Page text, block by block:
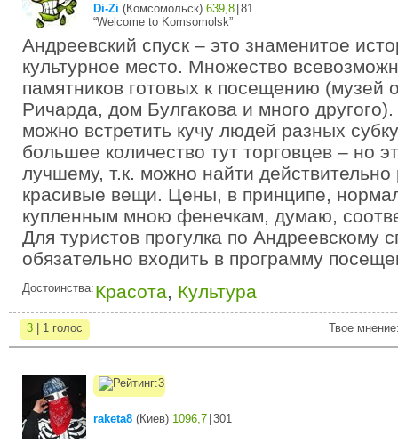
Di-Zi (Комсомольск) 639,8 81
“Welcome to Komsomolsk”
Андреевский спуск – это знаменитое
культурное место. Множество
памятников готовых к посещению (музей
Ричарда, дом Булгакова и много
можно встретить кучу людей разных
большее количество тут торговцев – но
лучшему, т.к. можно найти
красивые вещи. Цены, в принципе,
купленным мною фенечкам, думаю,
Для туристов прогулка по Андреевскому
обязательно входить в программу
Достоинства: Красота, Культура
3 | 1 голос Твое
raketa8 (Киев) 1096,7 301